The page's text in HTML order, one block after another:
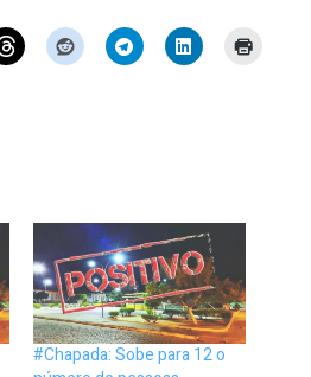
#Chapada: Sobe para 12 o